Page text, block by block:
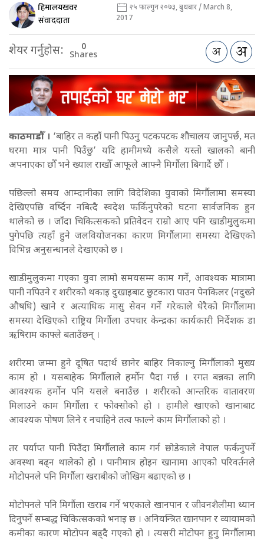
हिमालयखवर
संवाददाता
२५ फाल्गुन २०७३, बुधबार / March 8,
2017
शेयर गर्नुहोस: 0
Shares
काठमाडौँ । ‘बाहिर त कहाँ पानी पिउनु पटकपटक शौचालय जानुपर्छ, मत
घरमा मात्र पानी पिउँछु’ यदि हामीमध्ये कसैले यस्तो खालको बानी
अपनाएका छौँ भने ख्याल राखौँ आफूले आफ्नै मिर्गौला बिगार्दै छौँ ।
पछिल्लो समय आम्दानीका लागि विदेशिका युवाको मिर्गौलामा समस्या
देखिएपछि वर्ष्दिन नबित्दै स्वदेश फर्किनुपरेको घटना सार्वजनिक हुन
थालेको छ । जाँदा चिकित्सकको प्रतिवेदन राम्रो आए पनि खाडीमुलुकमा
पुगेपछि त्यहाँ हुने जलवियोजनका कारण मिर्गौलामा समस्या देखिएको
विभिन्न अनुसन्धानले देखाएको छ ।
खाडीमुलुकमा गएका युवा लामो समयसम्म काम गर्ने, आवश्यक मात्रामा
पानी नपिउने र शरीरको थकाइ दुखाइबाट छुटकारा पाउन पेनकिलर (नदुख्ने
औषधि) खाने र अत्याधिक मासु सेवन गर्ने गरेकाले धेरैको मिर्गौलामा
समस्या देखिएको राष्ट्रिय मिर्गौला उपचार केन्द्रका कार्यकारी निर्देशक डा
ऋषिराम काफ्ले बताउँछन् ।
शरीरमा जम्मा हुने दूषित पदार्थ छानेर बाहिर निकाल्नु मिर्गौलाको मुख्य
काम हो । यसबाहेक मिर्गौलाले हर्मोन पैदा गर्छ । रगत बन्नका लागि
आवश्यक हर्मोन पनि यसले बनाउँछ । शरीरको आन्तरिक वातावरण
मिलाउने काम मिर्गौला र फोक्सोको हो । हामीले खाएको खानाबाट
आवश्यक पोषण लिने र नचाहिने तत्व फाल्ने काम मिर्गौलाको हो ।
तर पर्याप्त पानी पिउँदा मिर्गौलाले काम गर्न छोडेकाले नेपाल फर्कनुपर्ने
अवस्था बढ्न थालेको हो । पानीमात्र होइन खानामा आएको परिवर्तनले
मोटोपनले पनि मिर्गौला खराबीको जोखिम बढाएको छ ।
मोटोपनले पनि मिर्गौला खराब गर्ने भएकाले खानपान र जीवनशैलीमा ध्यान
दिनुपर्ने सम्बद्ध चिकित्सकको भनाइ छ । अनियन्त्रित खानपान र व्यायामको
कमीका कारण मोटोपन बढ्दै गएको हो । त्यसरी मोटोपन हुनु मिर्गौलामा